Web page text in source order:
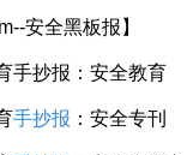
安全黑板报】
手抄报：安全教育
手抄报 ：安全专刊